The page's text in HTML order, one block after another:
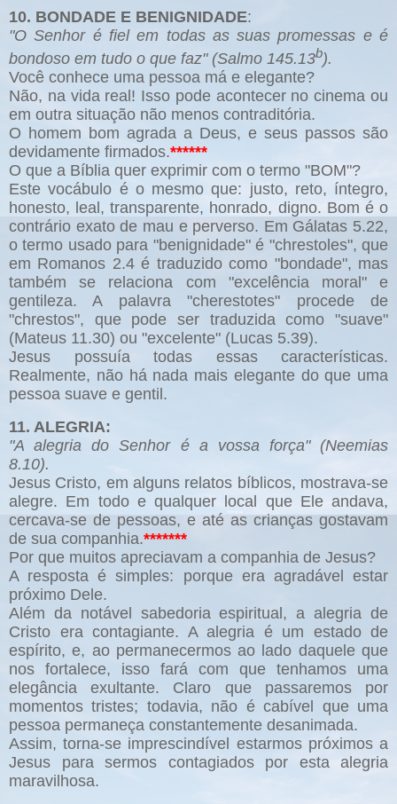
10. BONDADE E BENIGNIDADE:
"O Senhor é fiel em todas as suas promessas e é
bondoso em tudo o que faz" (Salmo 145.13b).
Você conhece uma pessoa má e elegante?
Não, na vida real! Isso pode acontecer no cinema ou
em outra situação não menos contraditória.
O homem bom agrada a Deus, e seus passos são
devidamente firmados.******
O que a Bíblia quer exprimir com o termo "BOM"?
Este vocábulo é o mesmo que: justo, reto, íntegro,
honesto, leal, transparente, honrado, digno. Bom é o
contrário exato de mau e perverso. Em Gálatas 5.22,
o termo usado para "benignidade" é "chrestoles", que
em Romanos 2.4 é traduzido como "bondade", mas
também se relaciona com "excelência moral" e
gentileza. A palavra "cherestotes" procede de
"chrestos", que pode ser traduzida como "suave"
(Mateus 11.30) ou "excelente" (Lucas 5.39).
Jesus possuía todas essas características.
Realmente, não há nada mais elegante do que uma
pessoa suave e gentil.
11. ALEGRIA:
"A alegria do Senhor é a vossa força" (Neemias
8.10).
Jesus Cristo, em alguns relatos bíblicos, mostrava-se
alegre. Em todo e qualquer local que Ele andava,
cercava-se de pessoas, e até as crianças gostavam
de sua companhia.*******
Por que muitos apreciavam a companhia de Jesus?
A resposta é simples: porque era agradável estar
próximo Dele.
Além da notável sabedoria espiritual, a alegria de
Cristo era contagiante. A alegria é um estado de
espírito, e, ao permanecermos ao lado daquele que
nos fortalece, isso fará com que tenhamos uma
elegância exultante. Claro que passaremos por
momentos tristes; todavia, não é cabível que uma
pessoa permaneça constantemente desanimada.
Assim, torna-se imprescindível estarmos próximos a
Jesus para sermos contagiados por esta alegria
maravilhosa.